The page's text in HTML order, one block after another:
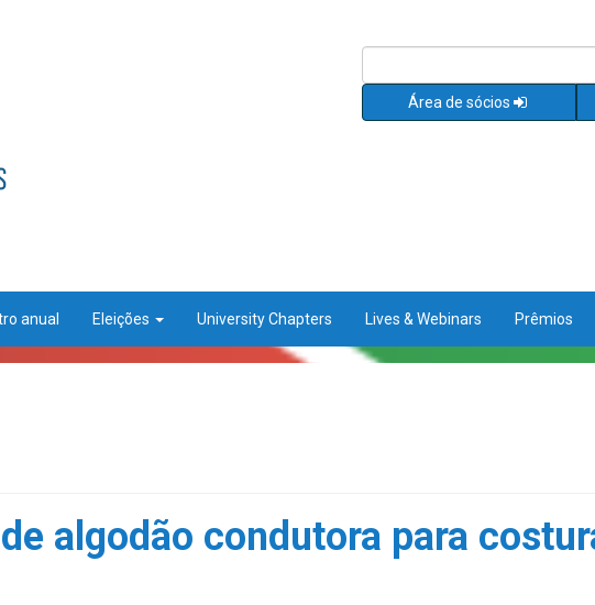
Área de sócios
anual Eleições University Chapters Lives & Webinars Prêmios
algodão condutora para